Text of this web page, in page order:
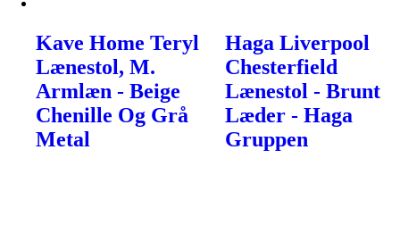
Kave Home Teryl
Lænestol, M.
Armlæn - Beige
Chenille Og Grå
Metal
Haga Liverpool
Chesterfield
Lænestol - Brunt
Læder - Haga
Gruppen